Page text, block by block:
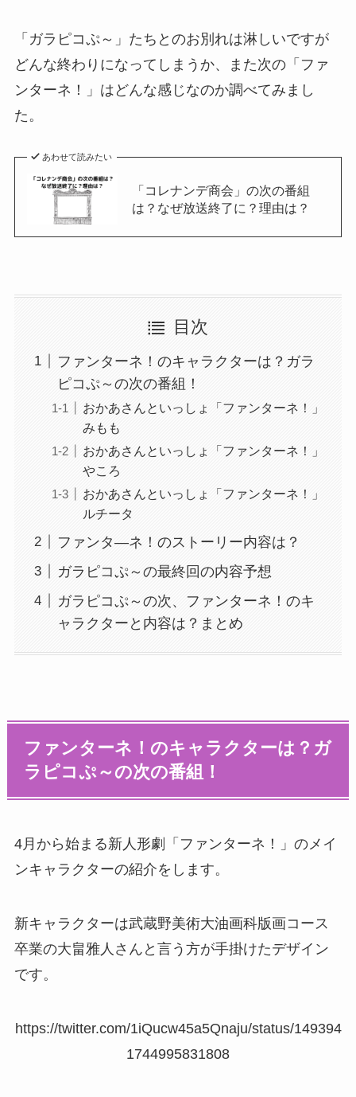
「ガラピコぷ～」たちとのお別れは淋しいですが
どんな終わりになってしまうか、また次の「ファ
ンターネ！」はどんな感じなのか調べてみまし
た。
あわせて読みたい
「コレナンデ商会」の次の番組
は？なぜ放送終了に？理由は？
目次
ファンターネ！のキャラクターは？ガラ
ピコぷ～の次の番組！
おかあさんといっしょ「ファンターネ！」
みもも
おかあさんといっしょ「ファンターネ！」
やころ
おかあさんといっしょ「ファンターネ！」
ルチータ
ファンタ―ネ！のストーリー内容は？
ガラピコぷ～の最終回の内容予想
ガラピコぷ～の次、ファンターネ！のキ
ャラクターと内容は？まとめ
ファンターネ！のキャラクターは？ガ
ラピコぷ～の次の番組！
4月から始まる新人形劇「ファンターネ！」のメイ
ンキャラクターの紹介をします。
新キャラクターは武蔵野美術大油画科版画コース
卒業の大畠雅人さんと言う方が手掛けたデザイン
です。
https://twitter.com/1iQucw45a5Qnaju/status/149394
1744995831808